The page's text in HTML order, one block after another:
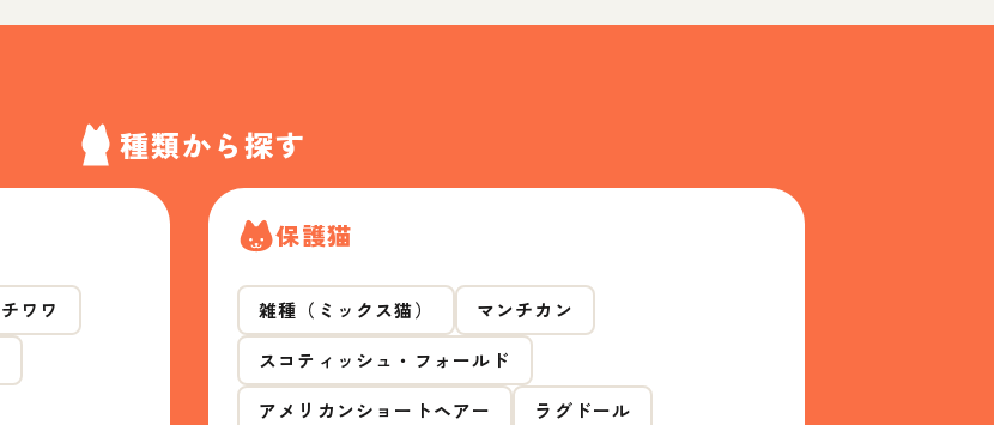
種類から探す
チワワ
保護猫
雑種（ミックス猫）
マンチカン
スコティッシュ・フォールド
アメリカンショートヘアー
ラグドール